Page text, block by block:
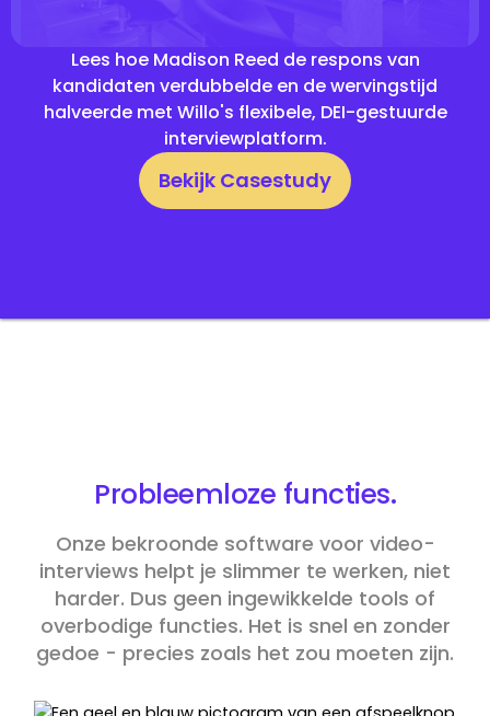
Lees hoe Madison Reed de respons van
kandidaten verdubbelde en de wervingstijd
halveerde met Willo's flexibele, DEI-gestuurde
interviewplatform.
Bekijk Casestudy
Probleemloze functies.
Onze bekroonde software voor video-
interviews helpt je slimmer te werken, niet
harder. Dus geen ingewikkelde tools of
overbodige functies. Het is snel en zonder
gedoe - precies zoals het zou moeten zijn.